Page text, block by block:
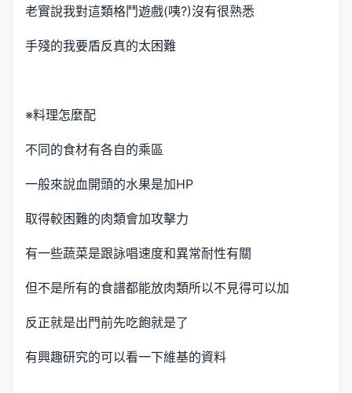
老實說我對這類格鬥遊戲(咦?)沒有很熟悉
手殘的我要盾反真的太困難
※料理怎麼配
不同的食材有各自的乘區
一般來說血開頭的水果是加HP
取得較困難的肉類會加攻擊力
有一些蔬菜是跟詠唱速度和異常耐性有關
但不是所有的食譜都能放肉類所以不見得可以加
反正就是出門前先吃飽就是了
有興趣研究的可以看一下維基的資料